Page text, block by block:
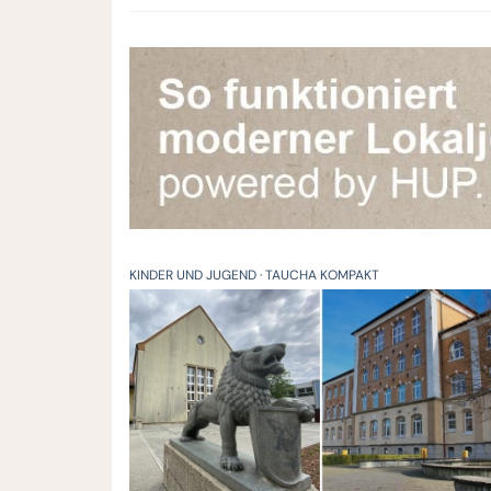
KINDER UND JUGEND TAUCHA KOMPAKT